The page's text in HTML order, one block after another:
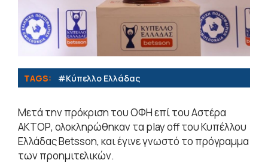
TAGS: #Κύπελλο Ελλάδας
Μετά την πρόκριση του ΟΦΗ επί του Αστέρα
ΑΚΤΟΡ, ολοκληρώθηκαν τα play off του Κυπέλλου
Ελλάδας Betsson, και έγινε γνωστό το πρόγραμμα
των προημιτελικών.